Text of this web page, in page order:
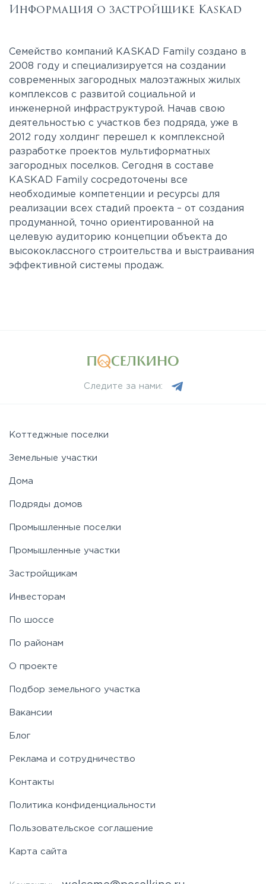
Информация о застройщике Kaskad
Семейство компаний KASKAD Family создано в
2008 году и специализируется на создании
современных загородных малоэтажных жилых
комплексов с развитой социальной и
инженерной инфраструктурой. Начав свою
деятельностью с участков без подряда, уже в
2012 году холдинг перешел к комплексной
разработке проектов мультиформатных
загородных поселков. Сегодня в составе
KASKAD Family сосредоточены все
необходимые компетенции и ресурсы для
реализации всех стадий проекта – от создания
продуманной, точно ориентированной на
целевую аудиторию концепции объекта до
высококлассного строительства и выстраивания
эффективной системы продаж.
Следите за нами:
Коттеджные поселки
Земельные участки
Дома
Подряды домов
Промышленные поселки
Промышленные участки
Застройщикам
Инвесторам
По шоссе
По районам
О проекте
Подбор земельного участка
Вакансии
Блог
Реклама и сотрудничество
Контакты
Политика конфиденциальности
Пользовательское соглашение
Карта сайта